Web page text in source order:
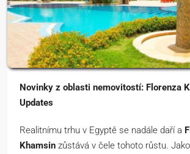
Novinky z oblasti nemovitostí: Florenza
Updates
Realitnímu trhu v Egyptě se nadále daří a
Khamsin zůstává v čele tohoto růstu.